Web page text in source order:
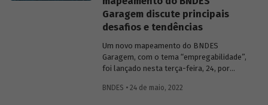
Garagem discute principais
desafios e tendências
Um novo mapeamento do BNDES
Garagem, com o tema “empregabilidade”,
foi lançado nesta terça-feira, 24, por
“BNDES Garagem – Negócios de
BNDES • 24 de maio, 2022